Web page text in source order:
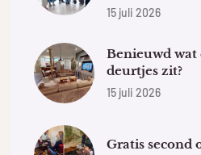
15 juli 2026
Benieuwd wat
deurtjes zit?
15 juli 2026
Gratis second